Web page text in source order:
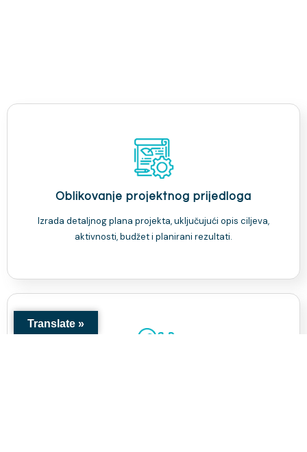
Oblikovanje projektnog prijedloga
Izrada detaljnog plana projekta, uključujući opis ciljeva,
aktivnosti, budžet i planirani rezultati.
Translate »